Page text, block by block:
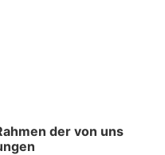
der von uns